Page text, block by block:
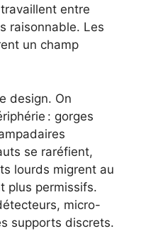
entre
raisonnable. Les
un champ
design. On
: gorges
se raréfient,
lourds migrent au
plus permissifs.
micro-
supports discrets.